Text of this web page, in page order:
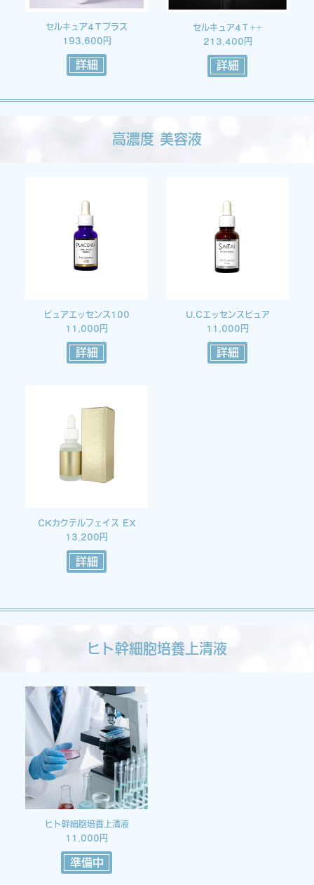
セルキュア4Ｔプラス
193,600円
詳細
セルキュア4Ｔ++
213,400円
詳細
高濃度 美容液
ピュアエッセンス100
11,000円
詳細
U.Cエッセンスピュア
11,000円
詳細
CKカクテルフェイス EX
13,200円
詳細
ヒト幹細胞培養上清液
ヒト幹細胞培養上清液
11,000円
準備中